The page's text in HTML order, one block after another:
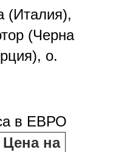
(Италия),
(Черна
о.
в ЕВРО
Цена на